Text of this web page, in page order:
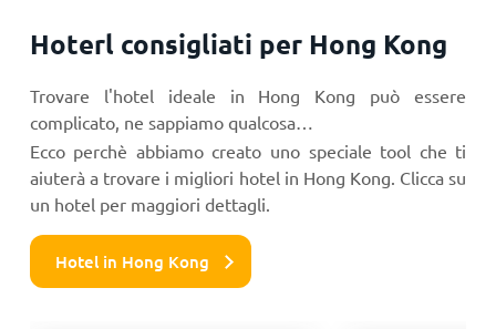
Hoterl consigliati per Hong Kong
Trovare l'hotel ideale in Hong Kong può essere
complicato, ne sappiamo qualcosa…
Ecco perchè abbiamo creato uno speciale tool che ti
aiuterà a trovare i migliori hotel in Hong Kong. Clicca su
un hotel per maggiori dettagli.
Hotel in Hong Kong